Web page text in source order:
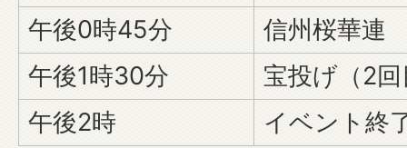
午後0時45分
信州桜華連
午後1時30分
宝投げ（2
午後2時
イベント終